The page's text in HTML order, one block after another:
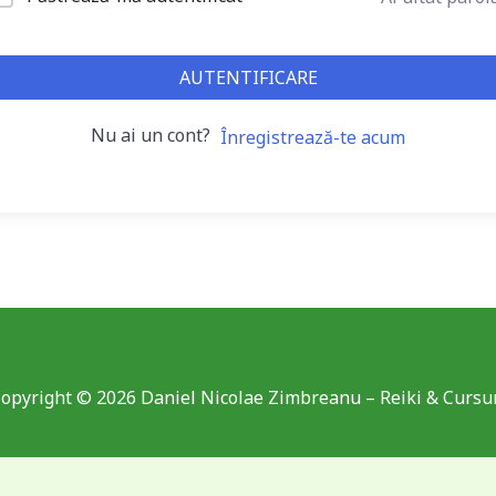
AUTENTIFICARE
Nu ai un cont? Înregistrează-te acum
© 2026 Daniel Nicolae Zimbreanu – Reiki &